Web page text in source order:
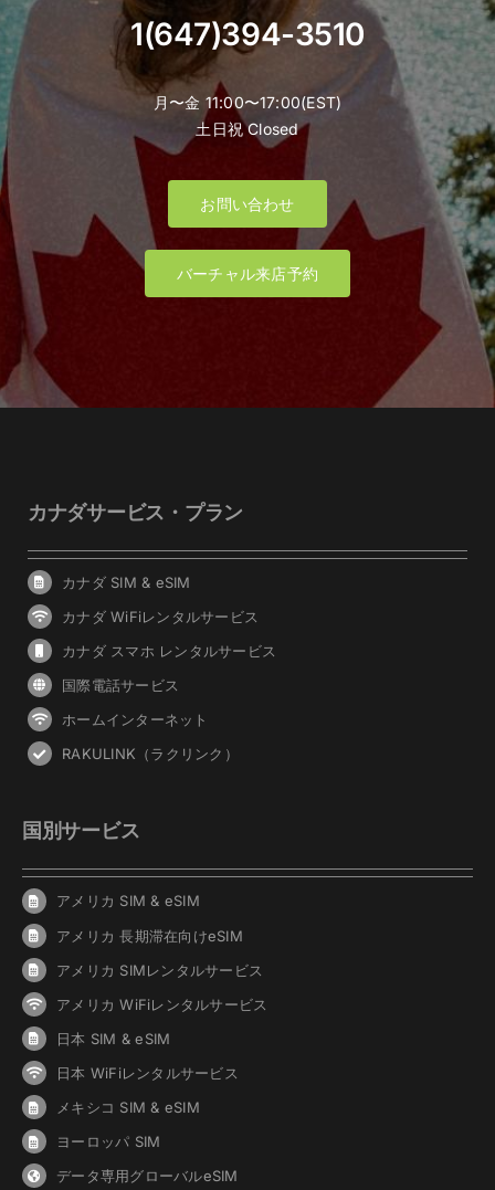
1(647)394-3510
月〜金 11:00〜17:00(EST)
土日祝 Closed
お問い合わせ
バーチャル来店予約
カナダサービス・プラン
カナダ SIM & eSIM
カナダ WiFiレンタルサービス
カナダ スマホ レンタルサービス
国際電話サービス
ホームインターネット
RAKULINK（ラクリンク）
国別サービス
アメリカ SIM & eSIM
アメリカ 長期滞在向けeSIM
アメリカ SIMレンタルサービス
アメリカ WiFiレンタルサービス
日本 SIM & eSIM
日本 WiFiレンタルサービス
メキシコ SIM & eSIM
ヨーロッパ SIM
データ専用グローバルeSIM